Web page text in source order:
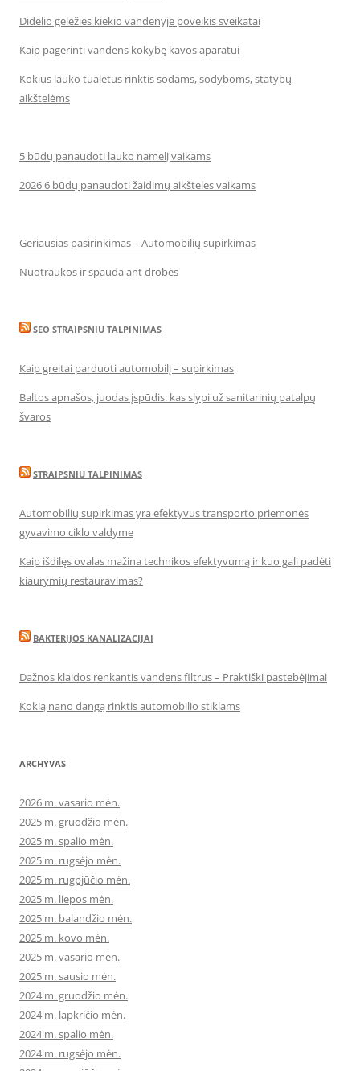
Didelio geležies kiekio vandenyje poveikis sveikatai
Kaip pagerinti vandens kokybę kavos aparatui
Kokius lauko tualetus rinktis sodams, sodyboms, statybų
aikštelėms
5 būdų panaudoti lauko namelį vaikams
2026 6 būdų panaudoti žaidimų aikšteles vaikams
Geriausias pasirinkimas – Automobilių supirkimas
Nuotraukos ir spauda ant drobės
SEO STRAIPSNIU TALPINIMAS
Kaip greitai parduoti automobilį – supirkimas
Baltos apnašos, juodas įspūdis: kas slypi už sanitarinių patalpų
švaros
STRAIPSNIU TALPINIMAS
Automobilių supirkimas yra efektyvus transporto priemonės
gyvavimo ciklo valdyme
Kaip išdilęs ovalas mažina technikos efektyvumą ir kuo gali padėti
kiaurymių restauravimas?
BAKTERIJOS KANALIZACIJAI
Dažnos klaidos renkantis vandens filtrus – Praktiški pastebėjimai
Kokią nano dangą rinktis automobilio stiklams
ARCHYVAS
2026 m. vasario mėn.
2025 m. gruodžio mėn.
2025 m. spalio mėn.
2025 m. rugsėjo mėn.
2025 m. rugpjūčio mėn.
2025 m. liepos mėn.
2025 m. balandžio mėn.
2025 m. kovo mėn.
2025 m. vasario mėn.
2025 m. sausio mėn.
2024 m. gruodžio mėn.
2024 m. lapkričio mėn.
2024 m. spalio mėn.
2024 m. rugsėjo mėn.